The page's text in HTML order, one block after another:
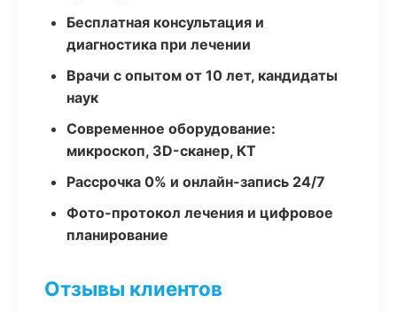
Бесплатная консультация и
диагностика при лечении
Врачи с опытом от 10 лет, кандидаты
наук
Современное оборудование:
микроскоп, 3D-сканер, КТ
Рассрочка 0% и онлайн-запись 24/7
Фото-протокол лечения и цифровое
планирование
Отзывы клиентов